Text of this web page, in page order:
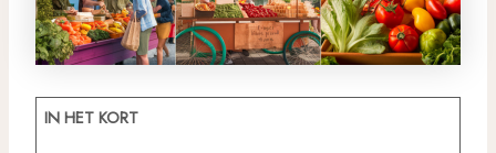
IN HET KORT